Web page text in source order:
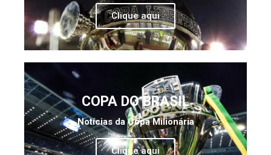
Clique aqui
COPA DO BRASIL
Notícias da Copa Milionária
Clique aqui